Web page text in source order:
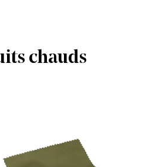
chauds